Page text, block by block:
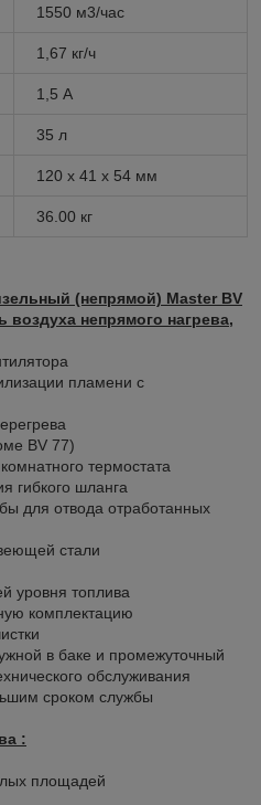
1550 м3/час
1,67 кг/ч
1,5 А
35 л
120 x 41 x 54 мм
36.00 кг
(непрямой) Master BV
воздуха непрямого нагрева,
пламени с
BV 77)
термостата
гибкого шланга
для отвода отработанных
стали
уровня топлива
комплектацию
в баке и промежуточный
обслуживания
сроком службы
:
площадей